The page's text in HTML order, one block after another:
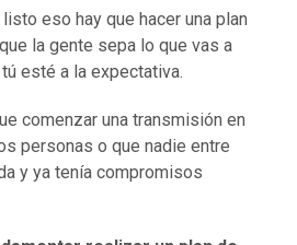
eso hay que hacer una plan
la gente sepa lo que vas a
esté a la expectativa.
comenzar una transmisión en
personas o que nadie entre
y ya tenía compromisos